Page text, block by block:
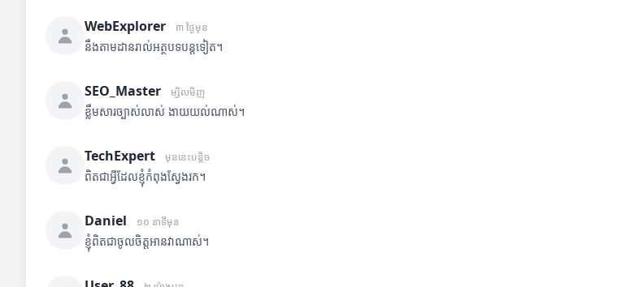
WebExplorer ៣ ថ្ងៃមុន
នឹងតាមដានរាល់អត្ថបទបន្តទៀត។
SEO_Master ម្សិលមិញ
ខ្លឹមសារច្បាស់លាស់ ងាយយល់ណាស់។
TechExpert មុននេះបន្តិច
ពិតជាអ្វីដែលខ្ញុំកំពុងស្វែងរក។
Daniel ១០ នាទីមុន
ខ្ញុំពិតជាចូលចិត្តអានវាណាស់។